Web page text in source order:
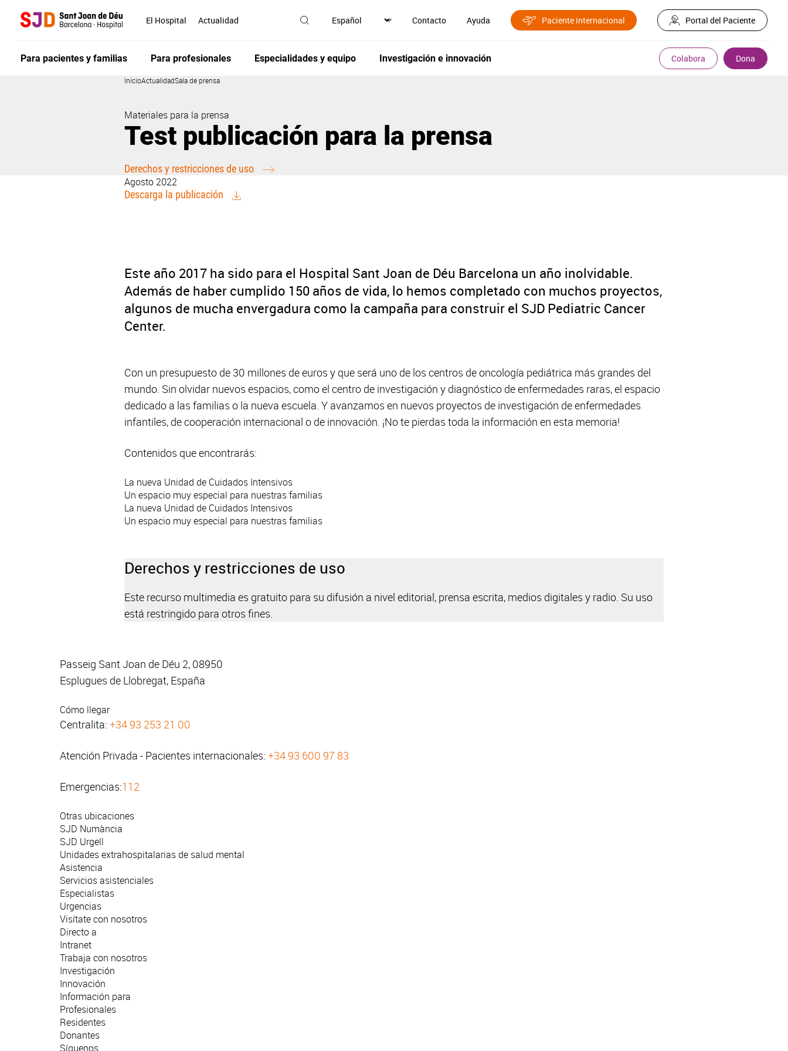
El Hospital Actualidad Contacto Ayuda Paciente internacional Portal del Paciente
Para pacientes y familias Para profesionales Especialidades y equipo Investigación e innovación Colabora Dona
InicioActualidadSala de prensa
Materiales para la prensa
Test publicación para la prensa
Derechos y restricciones de uso
Agosto 2022
Descarga la publicación
Este año 2017 ha sido para el Hospital Sant Joan de Déu Barcelona un año inolvidable.
Además de haber cumplido 150 años de vida, lo hemos completado con muchos proyectos,
algunos de mucha envergadura como la campaña para construir el SJD Pediatric Cancer
Center.
Con un presupuesto de 30 millones de euros y que será uno de los centros de oncología pediátrica más grandes del
mundo. Sin olvidar nuevos espacios, como el centro de investigación y diagnóstico de enfermedades raras, el espacio
dedicado a las familias o la nueva escuela. Y avanzamos en nuevos proyectos de investigación de enfermedades
infantiles, de cooperación internacional o de innovación. ¡No te pierdas toda la información en esta memoria!
Contenidos que encontrarás:
La nueva Unidad de Cuidados Intensivos
Un espacio muy especial para nuestras familias
La nueva Unidad de Cuidados Intensivos
Un espacio muy especial para nuestras familias
Derechos y restricciones de uso
Este recurso multimedia es gratuito para su difusión a nivel editorial, prensa escrita, medios digitales y radio. Su uso
está restringido para otros fines.
Passeig Sant Joan de Déu 2, 08950
Esplugues de Llobregat, España
Cómo llegar
Centralita: +34 93 253 21 00
Atención Privada - Pacientes internacionales: +34 93 600 97 83
Emergencias:112
Otras ubicaciones
SJD Numància
SJD Urgell
Unidades extrahospitalarias de salud mental
Asistencia
Servicios asistenciales
Especialistas
Urgencias
Visítate con nosotros
Directo a
Intranet
Trabaja con nosotros
Investigación
Innovación
Información para
Profesionales
Residentes
Donantes
Síguenos